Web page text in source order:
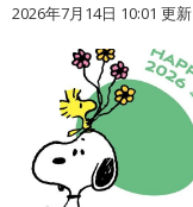
2026年7月14日 10:01 更新